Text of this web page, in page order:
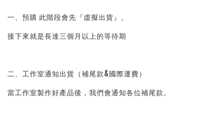
一、預購 此階段會先『虛擬出貨』。
接下來就是長達三個月以上的等待期
二、工作室通知出貨（補尾款&國際運費）
當工作室製作好產品後，我們會通知各位補尾款。